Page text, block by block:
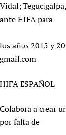
Vidal;
ante HIFA para
los años 2015 y
gmail.com
HIFA ESPAÑOL
Colabora a crear
por falta de